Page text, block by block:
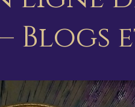
Blogs